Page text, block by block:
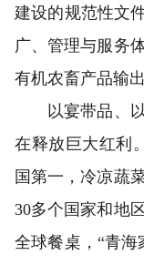
建设的规范性文
广、管理与服务
有机农畜产品输
以宴带品、以
在释放巨大红利
国第一，冷凉蔬
30多个国家和地
全球餐桌，“青海